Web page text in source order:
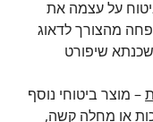
על עצמה את
מהצורך לדאוג
שיפורט
– מוצר ביטוחי נוסף
או מחלה קשה,